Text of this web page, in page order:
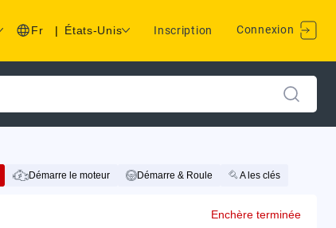
Fr | États-Unis Inscription Connexion
Démarre le moteur Démarre & Roule A les clés
Enchère terminée